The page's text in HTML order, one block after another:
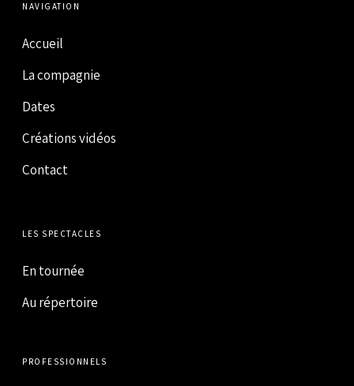
NAVIGATION
Accueil
La compagnie
Dates
Créations vidéos
Contact
LES SPECTACLES
En tournée
Au répertoire
PROFESSIONNELS